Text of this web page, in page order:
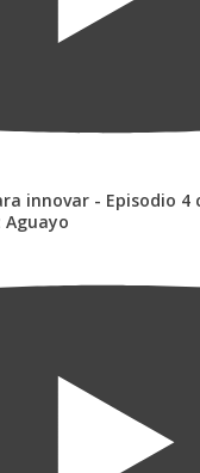
innovar - Episodio 4